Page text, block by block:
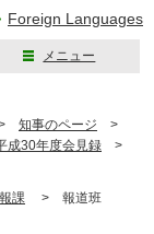
Foreign Languages
メニュー
知事のページ >
成30年度会見録 >
課 > 報道班